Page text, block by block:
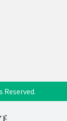
Reserved.